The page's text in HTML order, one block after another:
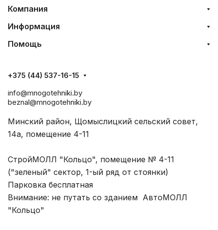
Компания
Информация
Помощь
+375 (44) 537-16-15
info@mnogotehniki.by
beznal@mnogotehniki.by
Минский район, Щомыслицкий сельский совет,
14а, помещение 4-11
СтройМОЛЛ "Кольцо", помещение № 4-11
("зеленый" сектор, 1-ый ряд от стоянки)
Парковка бесплатная
Внимание: не путать со зданием АвтоМОЛЛ
"Кольцо"